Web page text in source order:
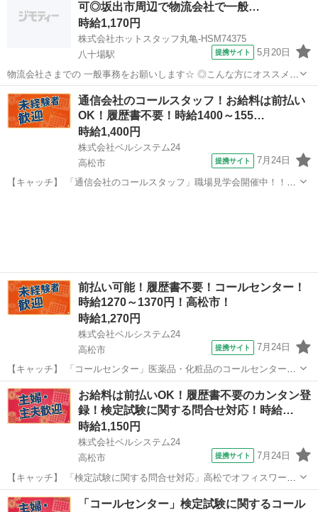
可◎坂出市周辺で物流会社で一般…
時給1,170円
株式会社ホットスタッフ丸亀-HSM74375
八十場駅
提携サイト 5月20日
物流会社さまでの 一般事務をお願いします☆ ◎こんな方にオススメ ■
未経験からスタートしたい方 ■時短で働きたい方 ■定時で上がりたい
方 ■ネイルをしてお仕事がしたい方 ◆◆◆◆◆◆◆◆◆◆◆◆◆◆◆
★...
香川 八十場駅 一般事務
通信会社のコールスタッフ！お給料は前払い
OK！履歴書不要！時給1400～155…
時給1,400円
株式会社ベルシステム24
高松市
提携サイト 7月24日
【キャッチ】 「通信会社のコールスタッフ」職場見学会開催中！！未
前払い可能！履歴書不要！コールセンター！
時給1270～1370円！高松市！
時給1,270円
株式会社ベルシステム24
高松市
提携サイト 7月24日
【キャッチ】 「コールセンター」医薬品・化粧品のコールセンター！
週休3日OK！未経験歓迎！開始日調整可 【コメント】 ベルシステム24
には経験や資格一切不問のお仕事も多数(^^♪ ＃扶養内・Wワーク ＃週
2のスキマワーク...
香川 高松市 電話対応
お給料は前払いOK！履歴書不要のカンタン登
録！検定試験に関する問合せ対応！時給…
時給1,150円
株式会社ベルシステム24
高松市
提携サイト 7月24日
【キャッチ】 「検定試験に関する問合せ対応」高松でオフィスワーク
への転職を考えている方に！ベルシステム24のお仕事紹介 【コメン
ト】 ベルシステム24には経験や資格一切不問のお仕事も多数(^^♪ ＃扶
香川 高松市
「コールセンター」検定試験に関するコール